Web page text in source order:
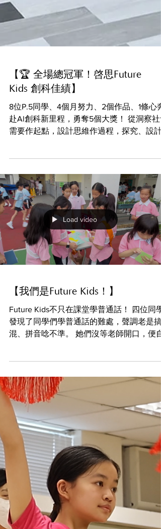
【🏆 全場總冠軍！啓思Future
Kids 創科佳績】
需要作起點，設計思維作過程，探究、設計
建模、測試、改良、製作影片、匯報…… 這
創科「馬拉松」，在 6 月 30 日的香港科技
學舞台上，終於換來了耀眼的成果！✨ 在總
決賽中，啓思Future Kids作為小學組代表，
接迎戰兩隊中學組總冠軍。憑著無畏無懼的
思精神與 IB 素質，他們以自信流利的對答驚
艷全場，最終成功越級挑戰，勇奪整個賽事
橫掃 4大獎項：🎉 🤖 《ACE Caring Buddy》
🏆 → 中小學全場總冠軍｜小學組總冠軍｜社
會創新冠軍｜最佳作品原型獎 ⭐️隊員：5A1
旻韜、5A2 陳研穎、梁凱翹、謝晉霆 ♻️ 《智
清艦 - 智能分類垃圾桶》🏆 → 自然科技賽道
的創科教學與用心的帶隊培訓，獲大會頒發
「人工智能卓越教師大獎」！🎉 這份實至名
歸的驕傲，屬於每
Load video
【我們是Future Kids！】
混、拼音唸不準。 她們沒等老師開口，便自
己動手設計遊戲、自製道具，在早會前帶著
班邊玩邊練，大受同學歡迎！😆💪🏻 ✅ 洞察
力——看見問題 ✅ 創造力——想出解法 ✅ 執
力——說到做到 這便是 Future Kids ！🌍
#creativeprimaryschool #活學啓思
#ibworldschool #ieschool